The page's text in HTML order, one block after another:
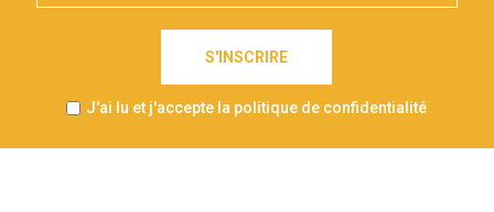
S'INSCRIRE
J'ai lu et j'accepte la politique de confidentialité